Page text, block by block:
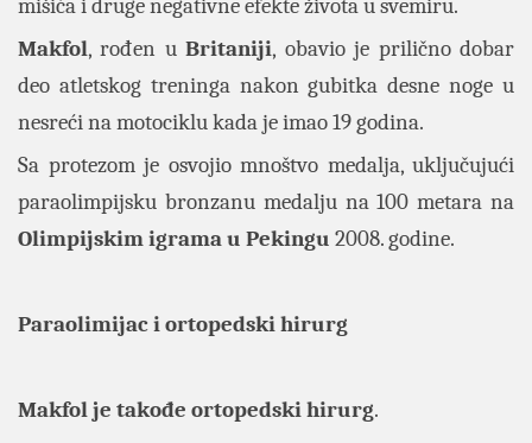
mišića i druge negativne efekte života u svemiru.
Makfol, rođen uBritaniji, obavio je prilično dobar
deo atletskog treninga nakon gubitka desne noge u
nesreći na motociklu kada je imao 19 godina.
Sa protezom je osvojio mnoštvo medalja, uključujući
paraolimpijsku bronzanu medalju na 100 metara na
Olimpijskim igrama u Pekingu 2008. godine.
Paraolimijac i ortopedski hirurg
Makfol je takođe ortopedski hirurg.